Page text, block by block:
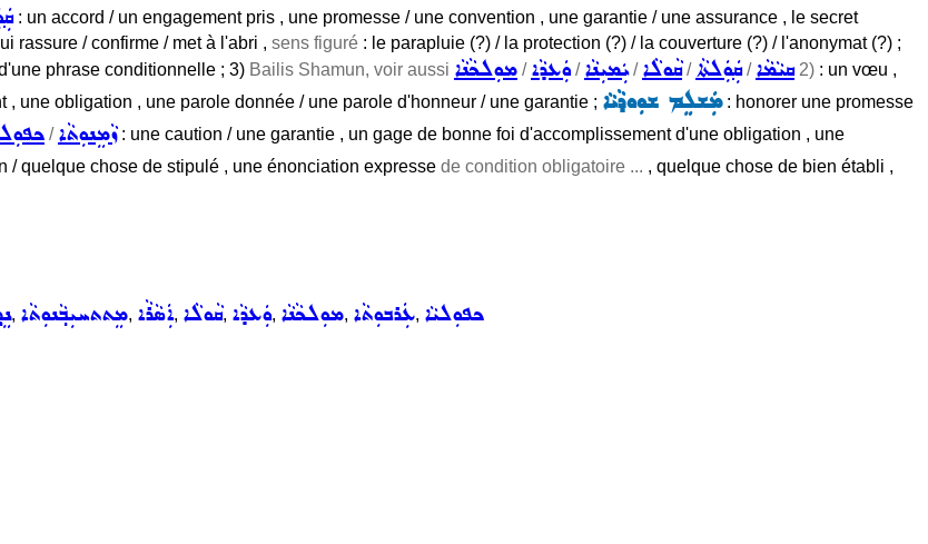
: un accord / un engagement pris , une promesse / une convention , une garantie / une assurance , le secret
rassure / confirme / met à l'abri , sens figuré : le parapluie (?) / la protection (?) / la couverture (?) / l'anonymat (?) ;
phrase conditionnelle ; 3) Bailis Shamun, voir aussi ܡܘܼܠܟܵܢܵܐ /ܘܲܥܕܵܐ/ܝܲܡܝܼܢܵܐ/ܩܵܘܠܵܐ/ܩܲܘܲܠܬܵܐ/ܩܝܵܡܵܐ2) : un vœu ,
une obligation , une parole donnée / une parole d'honneur / une garantie ; ܡܲܫܠܸܡ ܫܘܼܘܕܵܝܵܐ: honorer une promesse
/ܙܵܡܸܢܘܼܬܵܐ: une caution / une garantie , un gage de bonne foi d'accomplissement d'une obligation , une
/ quelque chose de stipulé , une énonciation expresse de condition obligatoire ... , quelque chose de bien établi ,
, ܡܸܬܬܚܝܼܒ݂ܵܢܘܼܬܵܐ, ܐܲܣܵܪܵܐ, ܩܵܘܠܵܐ, ܘܲܥܕܵܐ, ܡܘܼܠܟܵܢܵܐ, ܥܲܪܒܘܼܬܵܐ, ܟܦܘܼܠܝܵܐ